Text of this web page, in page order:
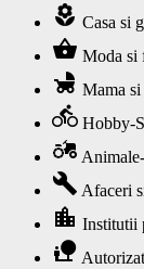
local_florist Casa si
shopping_basket Moda si
child_friendly Mama
directions_bike Hobby-
agriculture
build Afaceri
location_city Institutii
nature_people